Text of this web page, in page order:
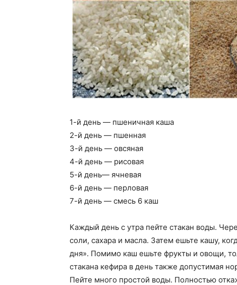
1-й день — пшеничная каша
2-й день — пшенная
3-й день — овсяная
4-й день — рисовая
5-й день— ячневая
6-й день — перловая
7-й день — смесь 6 каш
Каждый день с утра пейте стакан воды.
соли, сахара и масла. Затем ешьте кашу,
дня». Помимо каш ешьте фрукты и овощи,
стакана кефира в день также допустимая
Пейте много простой воды. Полностью